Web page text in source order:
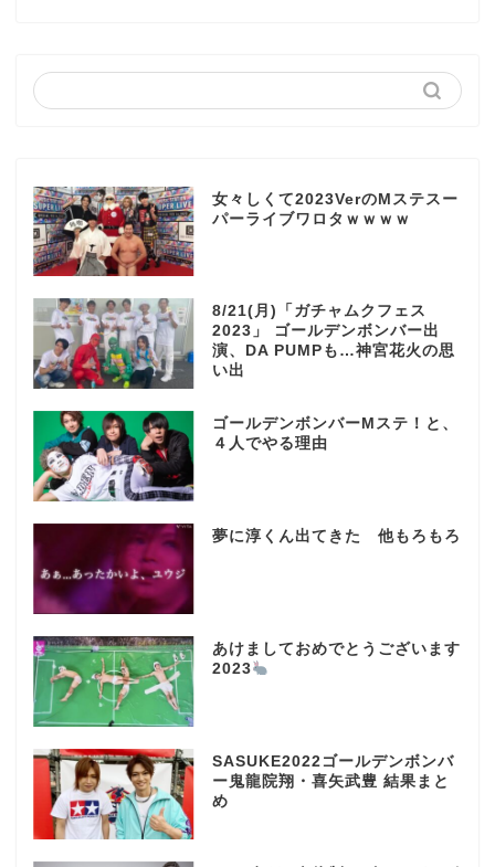
女々しくて2023VerのMステスー
パーライブワロタｗｗｗｗ
8/21(月)「ガチャムクフェス
2023」 ゴールデンボンバー出
演、DA PUMPも…神宮花火の思
い出
ゴールデンボンバーMステ！と、
４人でやる理由
夢に淳くん出てきた 他もろもろ
あけましておめでとうございます
2023
SASUKE2022ゴールデンボンバ
ー鬼龍院翔・喜矢武豊 結果まと
め